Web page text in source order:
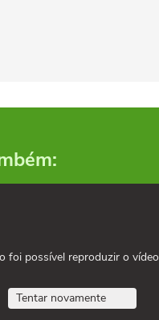
foi possível reproduzir o vídeo
Tentar novamente